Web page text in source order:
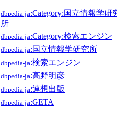
dbpedia-ja:Category:国立情報学研
所
dbpedia-ja:Category:検索エンジン
dbpedia-ja:国立情報学研究所
dbpedia-ja:検索エンジン
dbpedia-ja:高野明彦
dbpedia-ja:連想出版
dbpedia-ja:GETA